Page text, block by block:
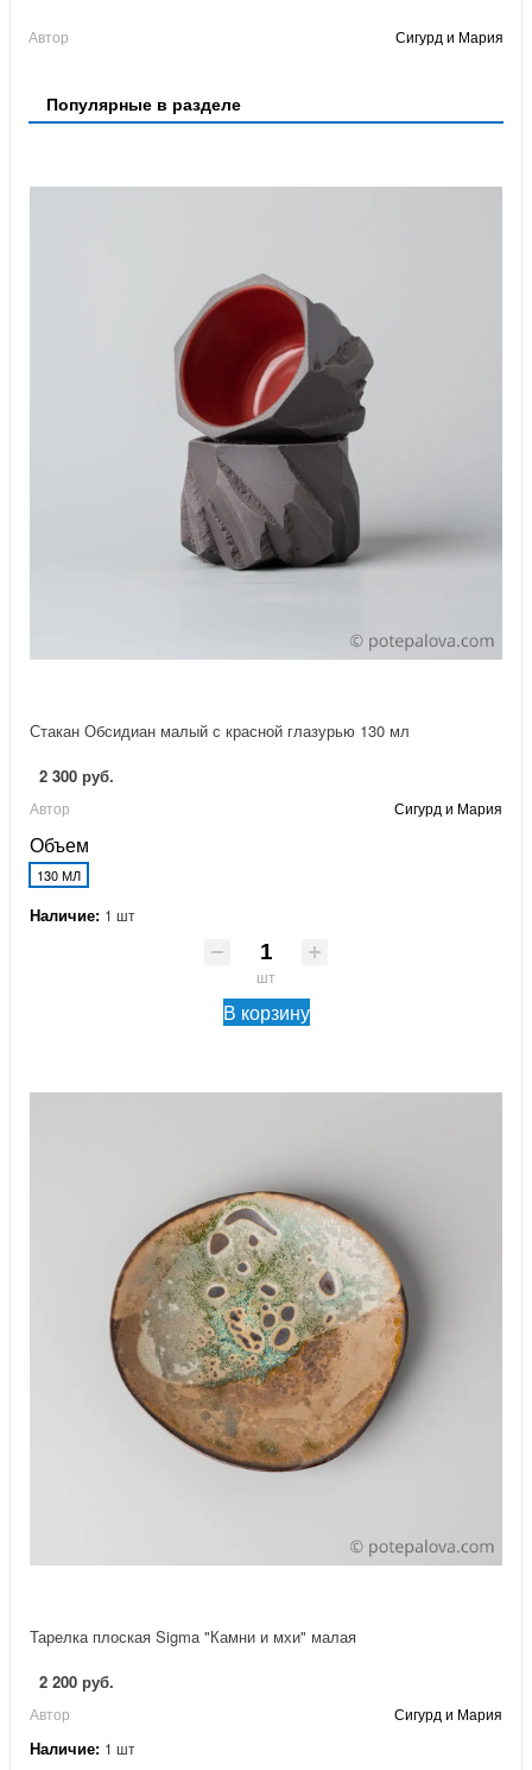
Автор Сигурд и Мария
Популярные в разделе
Стакан Обсидиан малый с красной глазурью 130 мл
2 300 руб.
Автор Сигурд и Мария
Объем
130 МЛ
Наличие: 1 шт
шт
В корзину
Тарелка плоская Sigma "Камни и мхи" малая
2 200 руб.
Автор Сигурд и Мария
Наличие: 1 шт